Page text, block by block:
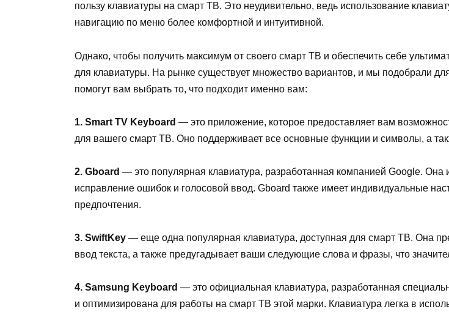
пользу клавиатуры на смарт ТВ. Это неудивительно, ведь использование
навигацию по меню более комфортной и интуитивной.
Однако, чтобы получить максимум от своего смарт ТВ и обеспечить себе
для клавиатуры. На рынке существует множество вариантов, и мы подобрали
помогут вам выбрать то, что подходит именно вам:
1. Smart TV Keyboard — это приложение, которое предоставляет вам
для вашего смарт ТВ. Оно поддерживает все основные функции и символы, а
2. Gboard — это популярная клавиатура, разработанная компанией Google.
исправление ошибок и голосовой ввод. Gboard также имеет индивидуальные
предпочтения.
3. SwiftKey — еще одна популярная клавиатура, доступная для смарт ТВ. Она
ввод текста, а также предугадывает ваши следующие слова и фразы, что
4. Samsung Keyboard — это официальная клавиатура, разработанная
и оптимизирована для работы на смарт ТВ этой марки. Клавиатура легка в